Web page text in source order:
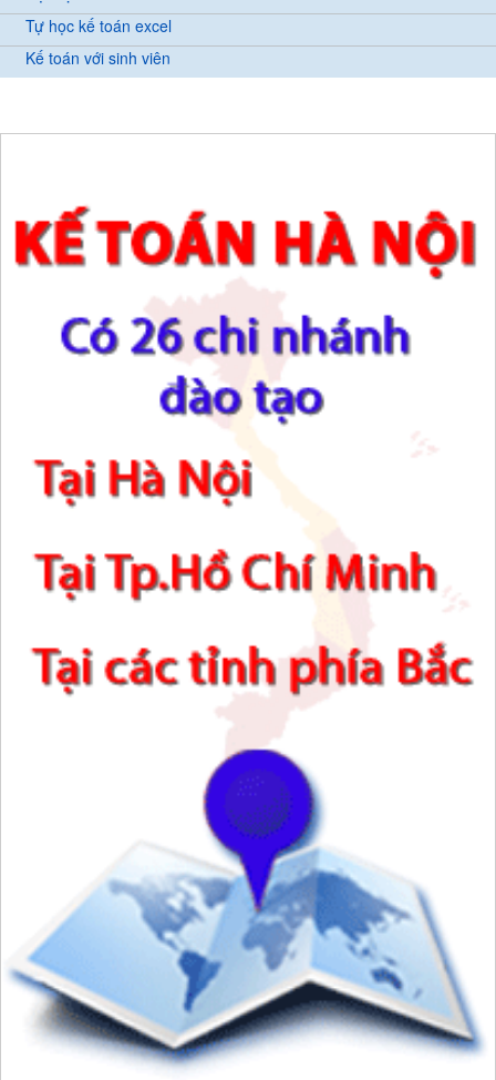
Tự học kế toán excel
Kế toán với sinh viên